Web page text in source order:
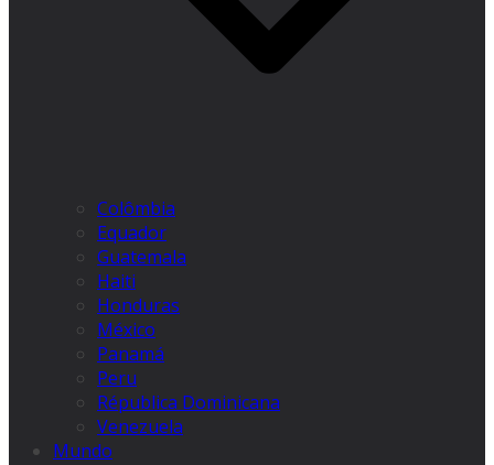
Colômbia
Equador
Guatemala
Haiti
Honduras
México
Panamá
Peru
Républica Dominicana
Venezuela
Mundo